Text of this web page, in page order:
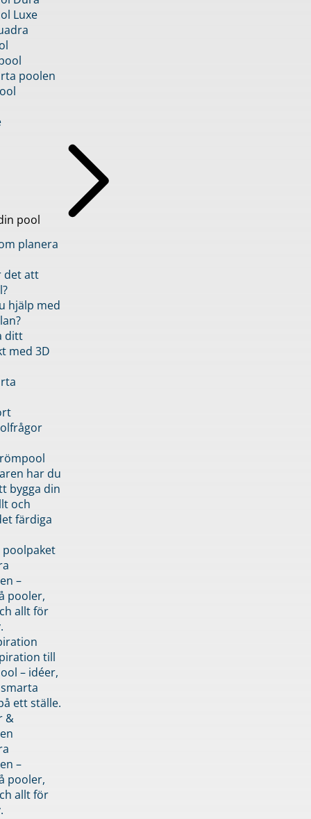
Luxe
poolen
pool
planera
det att
hjälp med
ditt
med 3D
har du
bygga din
och
färdiga
–
pooler,
allt för
till
– idéer,
ett ställe.
&
–
pooler,
allt för